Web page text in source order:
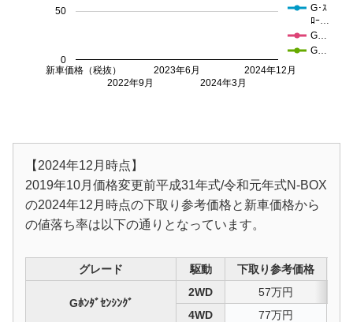
G･ｽ
ﾛｰ…
G…
G…
新車価格（税抜）
2022年9月
2023年6月
2024年3月
2024年12月
0
50
【2024年12月時点】
2019年10月価格変更前平成31年式/令和元年式N-BOX
の2024年12月時点の下取り参考価格と新車価格から
の値落ち率は以下の通りとなっています。
グレード 駆動 下取り参考価格
Gﾎﾝﾀﾞｾﾝｼﾝｸﾞ
2WD 57万円
4WD
77万円